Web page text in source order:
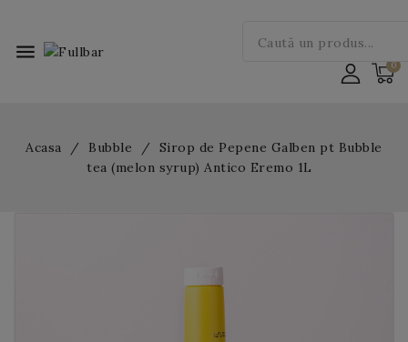
menu
Acasa Bubble
Sirop de Pepene Galben pt Bubble
tea (melon syrup) Antico Eremo 1L